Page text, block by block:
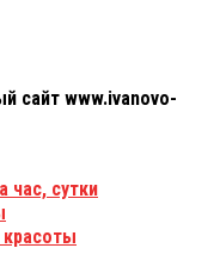
сайт www.ivanovo-
час, сутки